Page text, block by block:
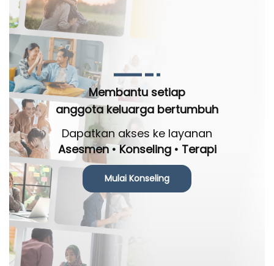
Membantu setiap
anggota keluarga bertumbuh
Dapatkan akses ke layanan
Asesmen • Konseling • Terapi
Mulai Konseling